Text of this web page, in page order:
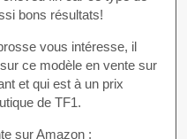
bons résultats!
vous intéresse, il
ce modèle en vente sur
et qui est à un prix
de TF1.
sur Amazon :